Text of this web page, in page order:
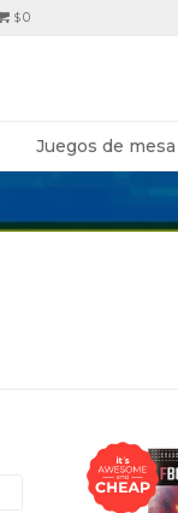
Juegos de
$0